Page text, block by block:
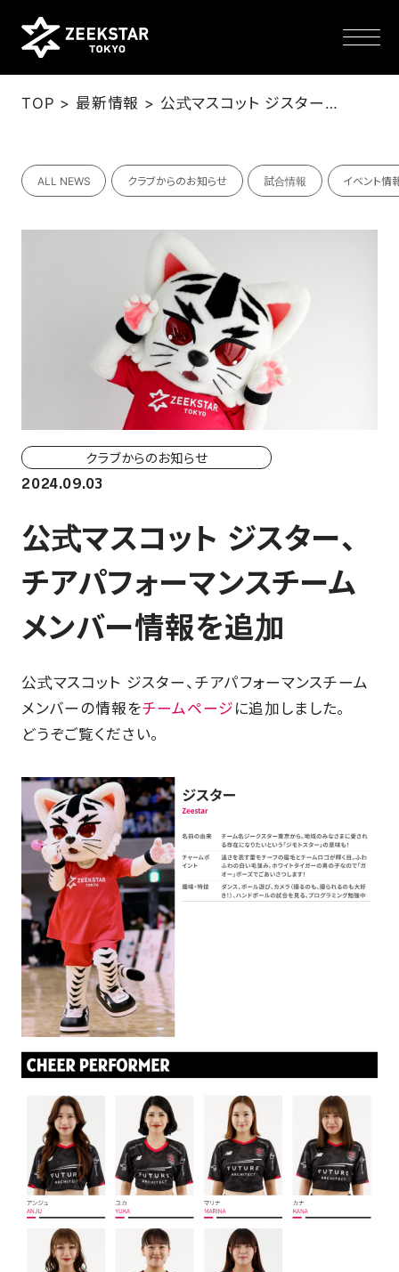
NEWS
TEAM
SCHEDULE
TICKET
ホーム戦一覧
会場（座席・価格表）
チケット購入方法
各座席について
観戦ガイド
FAN CLUB
マイページはこちら
CSR
SCHOOL
PARTNERS
SHOP
CONTACT
お問い合わせ
CSRのご依頼
スクール体験・入会希望
FAQ
TOP > 最新情報 > 公式マスコット ジスター、チアパフォーマンスチームメンバー情報を追加
クラブからのお知らせ
2024.09.03
公式マスコット ジスター、
チアパフォーマンスチーム
メンバー情報を追加
公式マスコット ジスター、チアパフォーマンスチーム
メンバーの情報をチームページ に追加しました。
どうぞご覧ください。
ALL NEWS クラブからのお知らせ 試合情報 イベント情